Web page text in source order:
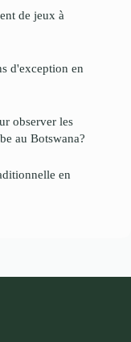
de jeux à
d'exception en
observer les
au Botswana?
en